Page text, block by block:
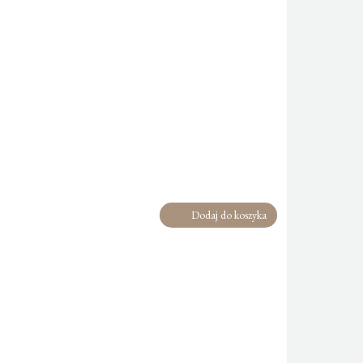
Dodaj do koszyka